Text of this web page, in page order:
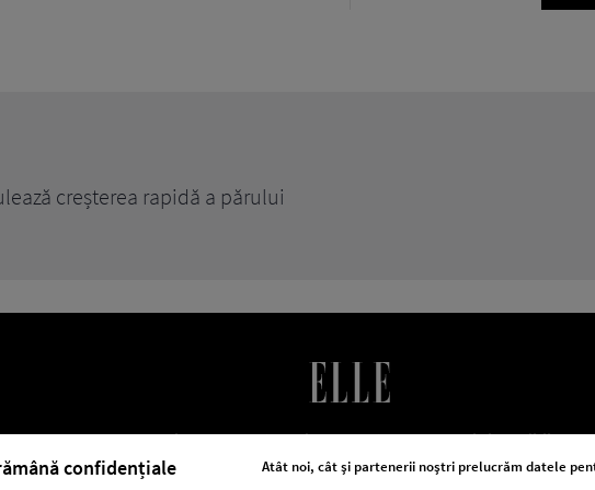
creșterea rapidă a părului
Despre ELLE Romania Contact Abonamente Termeni si conditii
cookies
Publicitate
confidențiale Atât noi, cât și partenerii noștri prelucrăm datele